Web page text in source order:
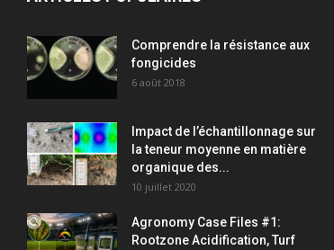
Comprendre la résistance aux
fongicides
6 août 2018
Impact de l’échantillonnage sur
la teneur moyenne en matière
organique des...
10 juillet 2020
Agronomy Case Files #1:
Rootzone Acidification, Turf